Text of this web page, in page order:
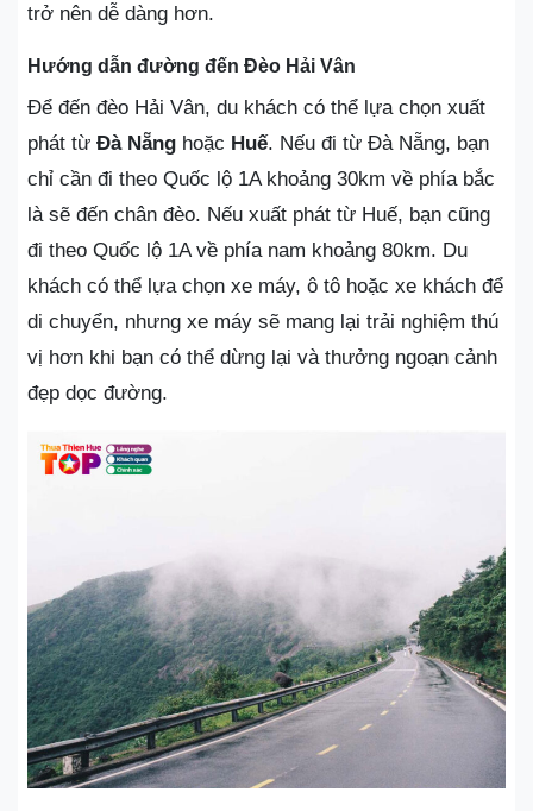
trở nên dễ dàng hơn.
Hướng dẫn đường đến Đèo Hải Vân
Để đến đèo Hải Vân, du khách có thể lựa chọn xuất
phát từ Đà Nẵng hoặc Huế. Nếu đi từ Đà Nẵng, bạn
chỉ cần đi theo Quốc lộ 1A khoảng 30km về phía bắc
là sẽ đến chân đèo. Nếu xuất phát từ Huế, bạn cũng
đi theo Quốc lộ 1A về phía nam khoảng 80km. Du
khách có thể lựa chọn xe máy, ô tô hoặc xe khách để
di chuyển, nhưng xe máy sẽ mang lại trải nghiệm thú
vị hơn khi bạn có thể dừng lại và thưởng ngoạn cảnh
đẹp dọc đường.